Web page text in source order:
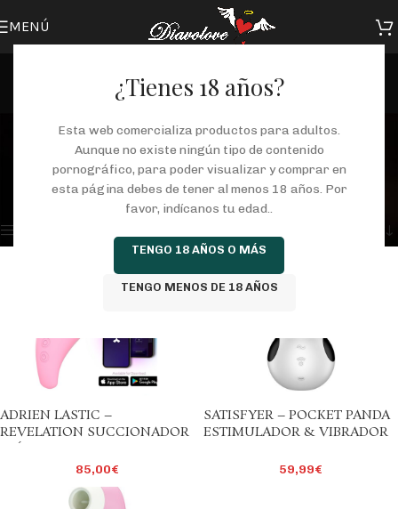
¿Tienes 18 años?
Esta web comercializa productos para adultos.
Aunque no existe ningún tipo de contenido
pornográfico, para poder visualizar y comprar en
esta página debes de tener al menos 18 años. Por
favor, indícanos tu edad..
TENGO 18 AÑOS O MÁS
TENGO MENOS DE 18 AÑOS
MENÚ
succionador de clítoris
Categorías
Tienda/Productos etiquetados “succionador de clítoris”
Mostrando los 3 resultados
ADRIEN LASTIC –
REVELATION SUCCIONADOR
85,00€
SATISFYER – POCKET PANDA
ESTIMULADOR & VIBRADOR
59,99€